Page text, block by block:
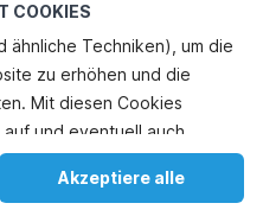
COOKIES
ähnliche Techniken), um die
zu erhöhen und die
Mit diesen Cookies
und eventuell auch
um Werbung Ihren
von Informationen über
Akzeptiere alle
für Urlaub
für den Urlaub
Ferienunterkünfte flushing
Ferienunterkünfte vlissingen
in Vlissingen
Ferienunterkünfte
Walcheren
Telefonisch buchen
Buchungen Konto